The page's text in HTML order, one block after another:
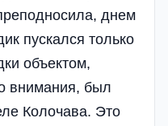
днем
пускался только
объектом,
внимания, был
Колочава. Это